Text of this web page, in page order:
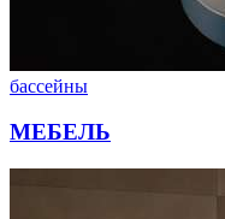
бассейны
МЕБЕЛЬ